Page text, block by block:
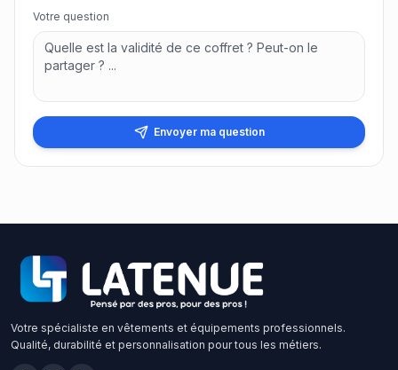
Votre question
Envoyer ma question
Votre spécialiste en vêtements et équipements professionnels.
Qualité, durabilité et personnalisation pour tous les métiers.